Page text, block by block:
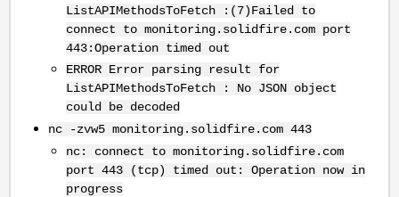
ListAPIMethodsToFetch :(7)Failed to
connect to monitoring.solidfire.com port
443:Operation timed out
ERROR Error parsing result for
ListAPIMethodsToFetch : No JSON object
could be decoded
nc -zvw5 monitoring.solidfire.com 443
nc: connect to monitoring.solidfire.com
port 443 (tcp) timed out: Operation now in
progress